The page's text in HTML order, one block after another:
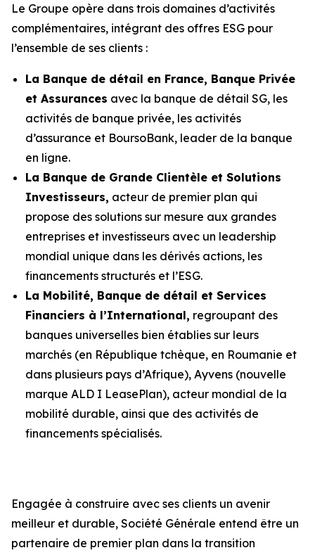
Le Groupe opère dans trois domaines d’activités
complémentaires, intégrant des offres ESG pour
l’ensemble de ses clients :
La Banque de détail en France, Banque Privée
et Assurances avec la banque de détail SG, les
activités de banque privée, les activités
d’assurance et BoursoBank, leader de la banque
en ligne.
La Banque de Grande Clientèle et Solutions
Investisseurs, acteur de premier plan qui
propose des solutions sur mesure aux grandes
entreprises et investisseurs avec un leadership
mondial unique dans les dérivés actions, les
financements structurés et l’ESG.
La Mobilité, Banque de détail et Services
Financiers à l’International, regroupant des
banques universelles bien établies sur leurs
marchés (en République tchèque, en Roumanie et
dans plusieurs pays d’Afrique), Ayvens (nouvelle
marque ALD I LeasePlan), acteur mondial de la
mobilité durable, ainsi que des activités de
financements spécialisés.
Engagée à construire avec ses clients un avenir
meilleur et durable, Société Générale entend être un
partenaire de premier plan dans la transition